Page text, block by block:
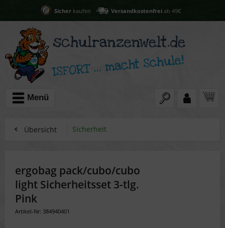
Sicherkaufen Versandkostenfreiab 49€
Menü
Übersicht Sicherheit
ergobag pack/cubo/cubo
light Sicherheitsset 3-tlg.
Pink
Artikel-Nr: 384940401